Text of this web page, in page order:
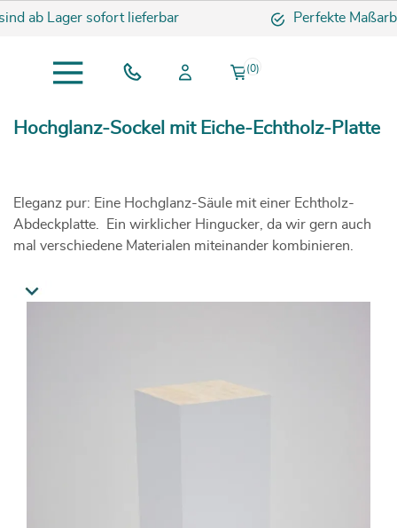
ab Lager sofort lieferbar Perfekte
(0)
Hochglanz-Sockel mit Eiche-Echtholz-Platte
Eleganz pur: Eine Hochglanz-Säule mit einer Echtholz-
Abdeckplatte.
Ein wirklicher Hingucker, da wir gern auch
mal verschiedene Materialen miteinander kombinieren.